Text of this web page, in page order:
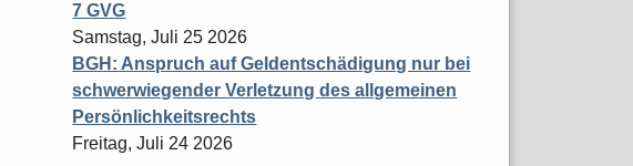
7 GVG
Samstag, Juli 25 2026
BGH: Anspruch auf Geldentschädigung nur bei
schwerwiegender Verletzung des allgemeinen
Persönlichkeitsrechts
Freitag, Juli 24 2026